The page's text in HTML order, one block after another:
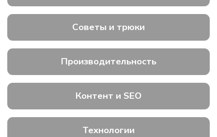
Советы и трюки
Производительность
Контент и SEO
Технологии